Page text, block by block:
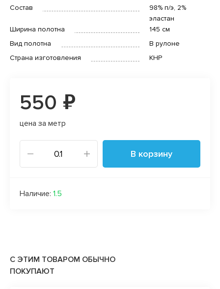
Состав
98% п/э, 2%
эластан
Ширина полотна
145 см
Вид полотна
В рулоне
Страна изготовления
КНР
550 ₽
цена за метр
В корзину
Наличие: 1.5
С ЭТИМ ТОВАРОМ ОБЫЧНО
ПОКУПАЮТ